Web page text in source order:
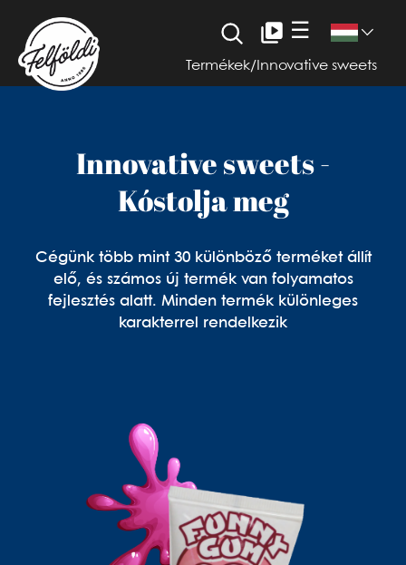
☰
Termékek/ Innovative sweets
Innovative sweets -
Kóstolja meg
Cégünk több mint 30 különböző terméket állít
elő, és számos új termék van folyamatos
fejlesztés alatt. Minden termék különleges
karakterrel rendelkezik